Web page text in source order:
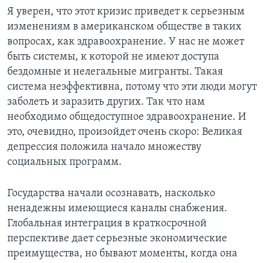
Я уверен, что этот кризис приведет к серьезным
изменениям в американском обществе в таких
вопросах, как здравоохранение. У нас не может
быть системы, к которой не имеют доступа
бездомные и нелегальные мигранты. Такая
система неэффективна, потому что эти люди могут
заболеть и заразить других. Так что нам
необходимо общедоступное здравоохранение. И
это, очевидно, произойдет очень скоро: Великая
депрессия положила начало множеству
социальных программ.
Государства начали осознавать, насколько
ненадежны имеющиеся каналы снабжения.
Глобальная интеграция в краткосрочной
перспективе дает серьезные экономические
преимущества, но бывают моменты, когда она